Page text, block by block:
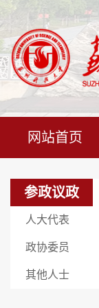
网站首页
参政议政
人大代表
政协委员
其他人士